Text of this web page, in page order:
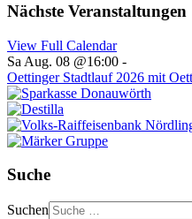
Nächste Veranstaltungen
View Full Calendar
Sa Aug. 08 @16:00 -
Oettinger Stadtlauf 2026 mit
Suche
Suchen